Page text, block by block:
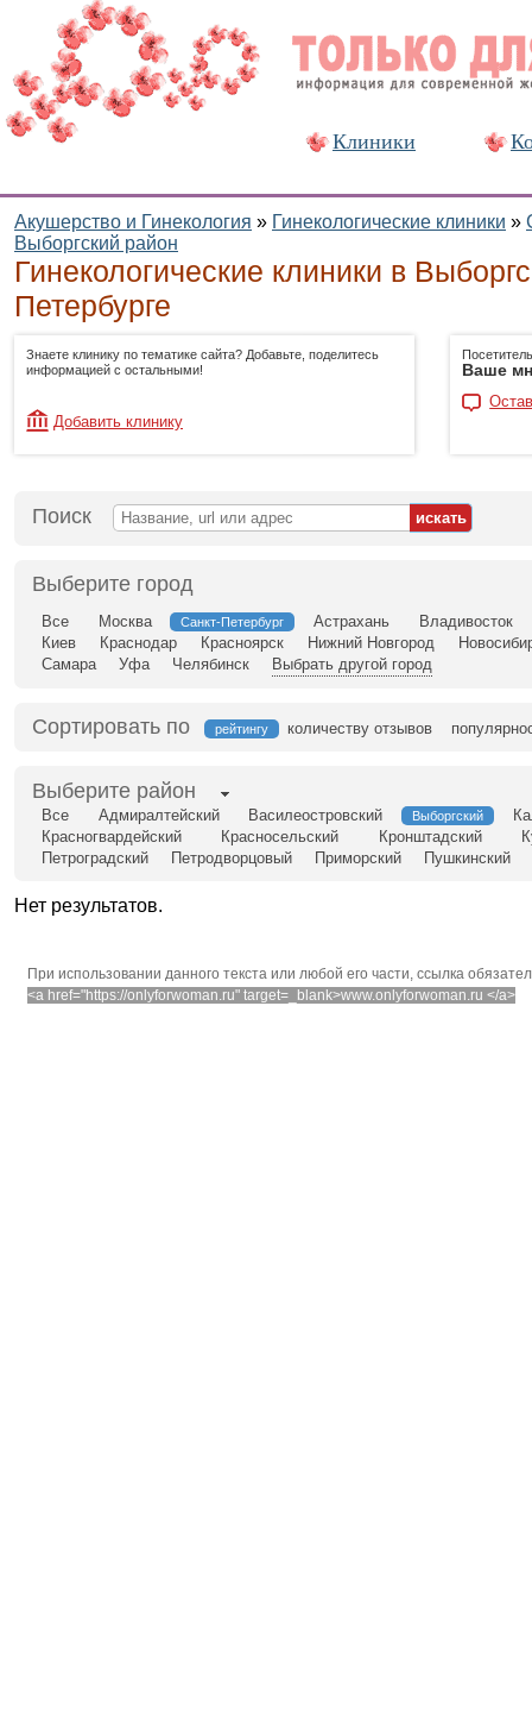
Клиники
Акушерство и Гинекология » Гинекологические клиники »
Выборгский район
Гинекологические клиники в
Петербурге
Знаете клинику по тематике сайта? Добавьте, поделитесь
информацией с остальными!
Добавить клинику
Ваше
Поиск
Выберите город
Все Москва Санкт-Петербург Астрахань
Владивосток
Киев
Краснодар Красноярск Нижний Новгород
Самара
Уфа Челябинск Выбрать другой город
Сортировать по рейтингу количеству отзывов
Выберите район
Все Адмиралтейский Василеостровский Выборгский
Красногвардейский
Красносельский Кронштадский
Петроградский
Петродворцовый Приморский Пушкинский
Нет результатов.
При использовании данного текста или любой его части, ссылка
<a href="https://onlyforwoman.ru" target=_blank>www.onlyforwoman.ru </a>